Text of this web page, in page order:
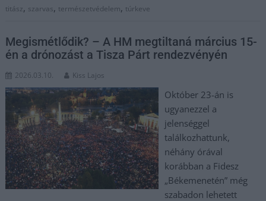
titász, szarvas, természetvédelem, túrkeve
Megismétlődik? – A HM megtiltaná március 15-
én a drónozást a Tisza Párt rendezvényén
2026.03.10. Kiss Lajos
Október 23-án is
ugyanezzel a
jelenséggel
találkozhattunk,
néhány órával
korábban a Fidesz
„Békemenetén” még
szabadon lehetett